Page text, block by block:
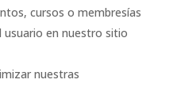
cursos o membresías
usuario en nuestro sitio
nuestras